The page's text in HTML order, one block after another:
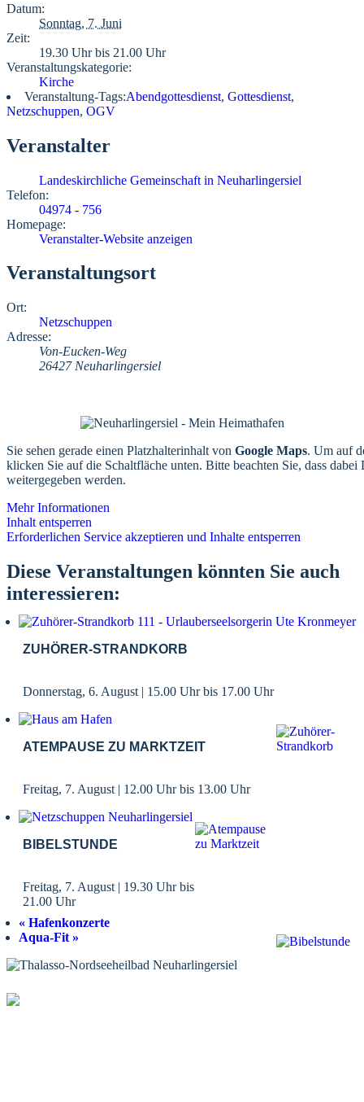
Datum:
Sonntag, 7. Juni
Zeit:
19.30 Uhr bis 21.00 Uhr
Veranstaltungskategorie:
Kirche
Veranstaltung-Tags:Abendgottesdienst, Gottesdienst,
Netzschuppen, OGV
Veranstalter
Landeskirchliche Gemeinschaft in Neuharlingersiel
Telefon:
04974 - 756
Homepage:
Veranstalter-Website anzeigen
Veranstaltungsort
Ort:
Netzschuppen
Adresse:
Von-Eucken-Weg
26427 Neuharlingersiel
Sie sehen gerade einen Platzhalterinhalt von Google Maps. Um auf
klicken Sie auf die Schaltfläche unten. Bitte beachten Sie, dass dabei
weitergegeben werden.
Mehr Informationen
Inhalt entsperren
Erforderlichen Service akzeptieren und Inhalte entsperren
Diese Veranstaltungen könnten Sie auch
interessieren:
ZUHÖRER-STRANDKORB
Donnerstag, 6. August | 15.00 Uhrbis 17.00 Uhr
ATEMPAUSE ZU MARKTZEIT
Freitag, 7. August | 12.00 Uhrbis 13.00 Uhr
BIBELSTUNDE
Freitag, 7. August | 19.30 Uhrbis
21.00 Uhr
« Hafenkonzerte
Aqua-Fit »